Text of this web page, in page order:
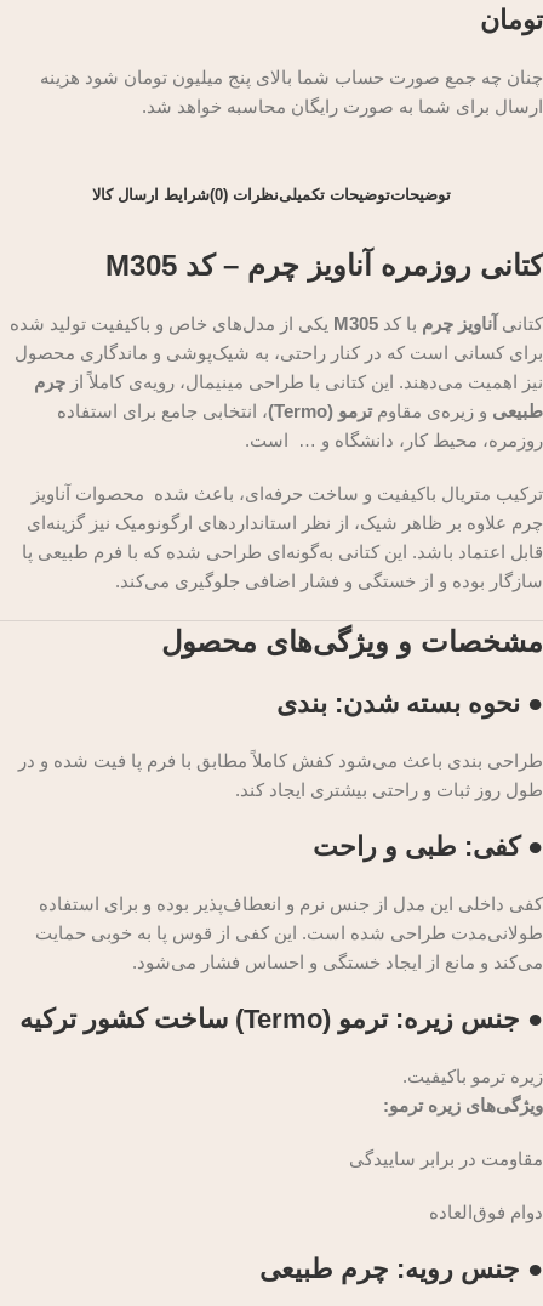
تومان
چنان چه جمع صورت حساب شما بالای پنج میلیون تومان شود هزینه
ارسال برای شما به صورت رایگان محاسبه خواهد شد.
توضیحاتتوضیحات تکمیلینظرات (0) شرایط ارسال کالا
کتانی روزمره آناویز چرم – کد M305
کتانی آناویز چرم با کد M305 یکی از مدل‌های خاص و باکیفیت تولید شده
برای کسانی است که در کنار راحتی، به شیک‌پوشی و ماندگاری محصول
نیز اهمیت می‌دهند. این کتانی با طراحی مینیمال، رویه‌ی کاملاً از چرم
طبیعی و زیره‌ی مقاومترمو (Termo)
، انتخابی جامع برای استفاده
روزمره، محیط کار، دانشگاه و … است.
ترکیب متریال باکیفیت و ساخت حرفه‌ای، باعث شده محصوات آناویز
چرم علاوه بر ظاهر شیک، از نظر استانداردهای ارگونومیک نیز گزینه‌ای
قابل اعتماد باشد. این کتانی به‌گونه‌ای طراحی شده که با فرم طبیعی پا
سازگار بوده و از خستگی و فشار اضافی جلوگیری می‌کند.
مشخصات و ویژگی‌های محصول
● نحوه بسته شدن: بندی
طراحی بندی باعث می‌شود کفش کاملاً مطابق با فرم پا فیت شده و در
طول روز ثبات و راحتی بیشتری ایجاد کند.
● کفی: طبی و راحت
کفی داخلی این مدل از جنس نرم و انعطاف‌پذیر بوده و برای استفاده
طولانی‌مدت طراحی شده است. این کفی از قوس پا به خوبی حمایت
می‌کند و مانع از ایجاد خستگی و احساس فشار می‌شود.
● جنس زیره: ترمو (Termo) ساخت کشور ترکیه
زیره ترمو باکیفیت.
ویژگی‌های زیره ترمو:
مقاومت در برابر ساییدگی
دوام فوق‌العاده
● جنس رویه: چرم طبیعی